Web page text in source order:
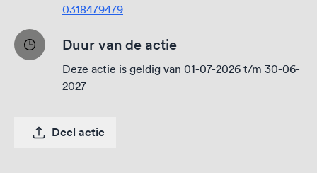
0318479479
Duur van de actie
Deze actie is geldig van 01-07-2026 t/m 30-06-
2027
Deel actie